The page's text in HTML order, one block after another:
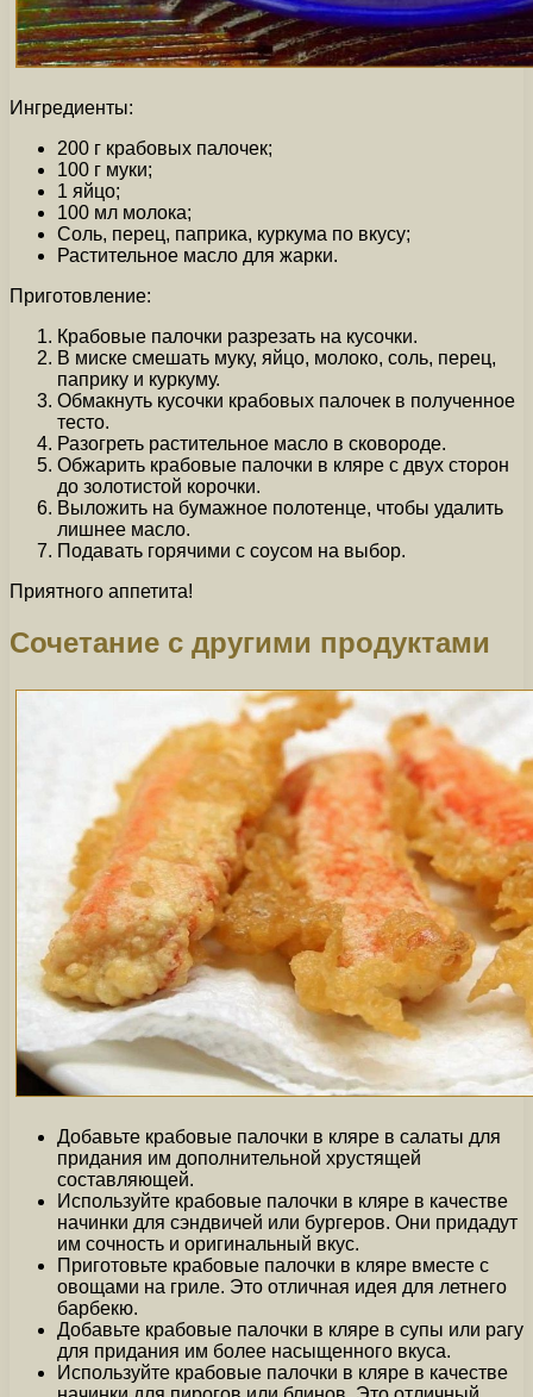
Ингредиенты:
200 г крабовых палочек;
100 г муки;
1 яйцо;
100 мл молока;
Соль, перец, паприка, куркума по вкусу;
Растительное масло для жарки.
Приготовление:
Крабовые палочки разрезать на кусочки.
В миске смешать муку, яйцо, молоко, соль, перец,
паприку и куркуму.
Обмакнуть кусочки крабовых палочек в полученное
тесто.
Разогреть растительное масло в сковороде.
Обжарить крабовые палочки в кляре с двух сторон
до золотистой корочки.
Выложить на бумажное полотенце, чтобы удалить
лишнее масло.
Подавать горячими с соусом на выбор.
Приятного аппетита!
Сочетание с другими продуктами
Добавьте крабовые палочки в кляре в салаты для
придания им дополнительной хрустящей
составляющей.
Используйте крабовые палочки в кляре в качестве
начинки для сэндвичей или бургеров. Они придадут
им сочность и оригинальный вкус.
Приготовьте крабовые палочки в кляре вместе с
овощами на гриле. Это отличная идея для летнего
барбекю.
Добавьте крабовые палочки в кляре в супы или рагу
для придания им более насыщенного вкуса.
Используйте крабовые палочки в кляре в качестве